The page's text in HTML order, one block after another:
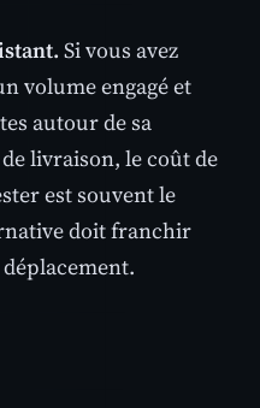
Si vous avez
volume engagé et
autour de sa
livraison, le coût de
est souvent le
doit franchir